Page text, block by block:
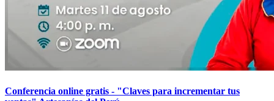
Conferencia online gratis - "Claves para incrementar tus